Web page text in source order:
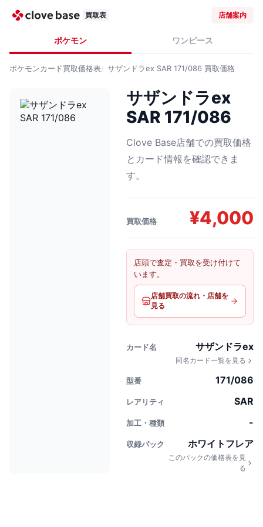
買取表 店舗案内
ポケモン ワンピース
ポケモンカード買取価格表 サザンドラex SAR 171/086 買取価格
サザンドラex
SAR 171/086
Clove Base店舗での買取価格
とカード情報を確認できま
す。
買取価格 ¥4,000
店頭で査定・買取を受け付けて
います。
店舗買取の流れ・店舗を
見る
カード名 サザンドラex
同名カード一覧を見る
型番 171/086
レアリティ SAR
加工・種類 -
収録パック ホワイトフレア
このパックの価格表を見
る